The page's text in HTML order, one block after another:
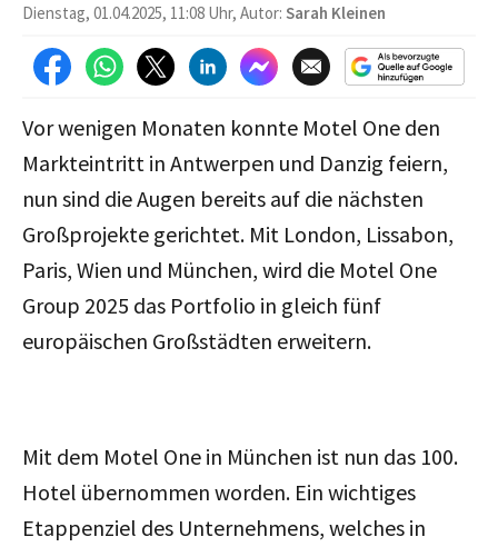
Dienstag, 01.04.2025, 11:08 Uhr, Autor: Sarah Kleinen
Vor wenigen Monaten konnte Motel One den
Markteintritt in Antwerpen und Danzig feiern,
nun sind die Augen bereits auf die nächsten
Großprojekte gerichtet. Mit London, Lissabon,
Paris, Wien und München, wird die Motel One
Group 2025 das Portfolio in gleich fünf
europäischen Großstädten erweitern.
Mit dem Motel One in München ist nun das 100.
Hotel übernommen worden. Ein wichtiges
Etappenziel des Unternehmens, welches in